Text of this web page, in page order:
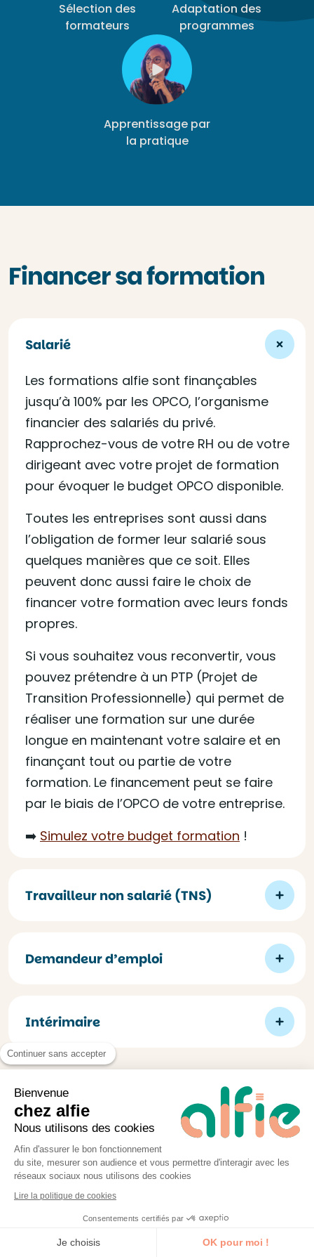
Sélection des
formateurs
Adaptation des
programmes
Apprentissage par
la pratique
Financer sa formation
Salarié
Les formations alfie sont finançables
jusqu’à 100% par les OPCO, l’organisme
financier des salariés du privé.
Rapprochez-vous de votre RH ou de votre
dirigeant avec votre projet de formation
pour évoquer le budget OPCO disponible.
Toutes les entreprises sont aussi dans
l’obligation de former leur salarié sous
quelques manières que ce soit. Elles
peuvent donc aussi faire le choix de
financer votre formation avec leurs fonds
propres.
Si vous souhaitez vous reconvertir, vous
pouvez prétendre à un PTP (Projet de
Transition Professionnelle) qui permet de
réaliser une formation sur une durée
longue en maintenant votre salaire et en
finançant tout ou partie de votre
formation. Le financement peut se faire
par le biais de l’OPCO de votre entreprise.
➡️ Simulez votre budget formation !
Travailleur non salarié (TNS)
Demandeur d’emploi
Intérimaire
Les points forts des
formations alfie
Sur-mesure
Votre formateur adapte le contenu et les
Continuer sans accepter
Bienvenue
chez alfie
Nous utilisons des cookies
Afin d'assurer le bon fonctionnement
du site, mesurer son audience et vous permettre d'interagir avec les
réseaux sociaux nous utilisons des cookies
Lire la politique de cookies
Consentements certifiés par
Je choisis OK pour moi !